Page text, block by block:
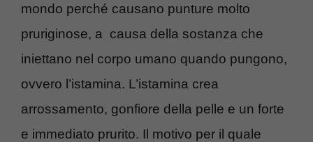
mondo perché causano punture molto
pruriginose, a causa della sostanza che
iniettano nel corpo umano quando pungono,
ovvero l’istamina. L’istamina crea
arrossamento, gonfiore della pelle e un forte
e immediato prurito. Il motivo per il quale